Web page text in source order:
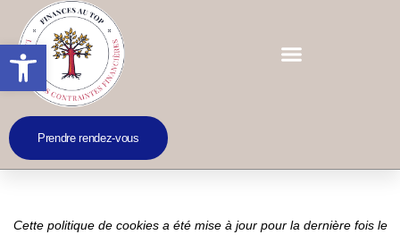
Ouvrir la barre d’outils
Prendre rendez-vous
Politique de cookies (UE)
Cette politique de cookies a été mise à jour pour la dernière fois le